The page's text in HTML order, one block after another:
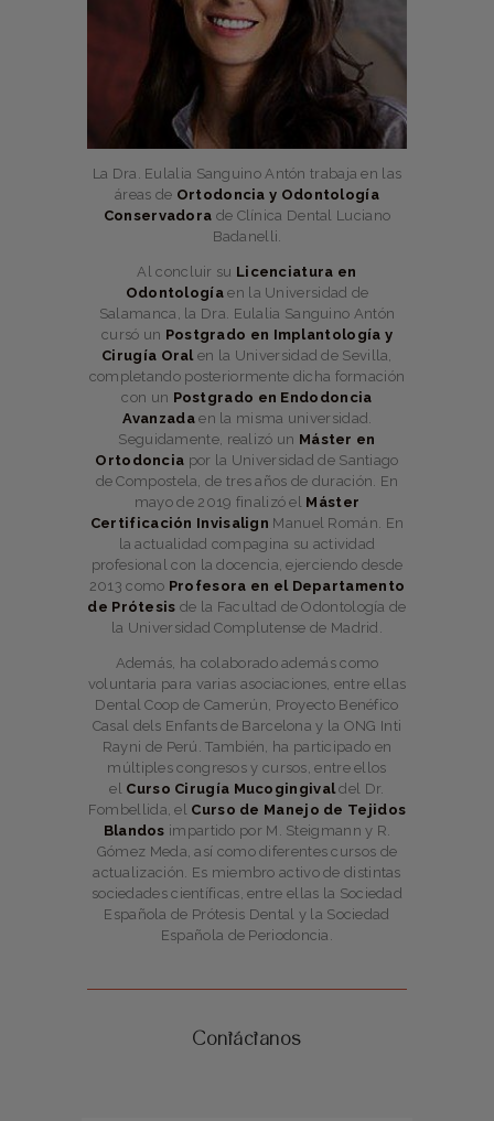
La Dra. Eulalia Sanguino Antón trabaja en las
áreas de Ortodoncia y Odontología
Conservadora de Clínica Dental Luciano
Badanelli.
Al concluir su Licenciatura en
Odontología en la Universidad de
Salamanca, la Dra. Eulalia Sanguino Antón
cursó un Postgrado en Implantología y
Cirugía Oralen la Universidad de Sevilla,
completando posteriormente dicha formación
con un Postgrado en Endodoncia
Avanzadaen la misma universidad.
Seguidamente, realizó un Máster en
Ortodoncia por la Universidad de Santiago
de Compostela, de tres años de duración. En
mayo de 2019 finalizó el Máster
Certificación Invisalign Manuel Román. En
la actualidad compagina su actividad
profesional con la docencia, ejerciendo desde
2013 como Profesora en el Departamento
de Prótesis de la Facultad de Odontología de
la Universidad Complutense de Madrid.
Además, ha colaborado además como
voluntaria para varias asociaciones, entre ellas
Dental Coop de Camerún, Proyecto Benéfico
Casal dels Enfants de Barcelona y la ONG Inti
Rayni de Perú. También, ha participado en
múltiples congresos y cursos, entre ellos
el Curso Cirugía Mucogingivaldel Dr.
Fombellida, el Curso de Manejo de Tejidos
Blandos impartido por M. Steigmann y R.
Gómez Meda, así como diferentes cursos de
actualización. Es miembro activo de distintas
sociedades científicas, entre ellas la Sociedad
Española de Prótesis Dental y la Sociedad
Española de Periodoncia.
Contáctanos